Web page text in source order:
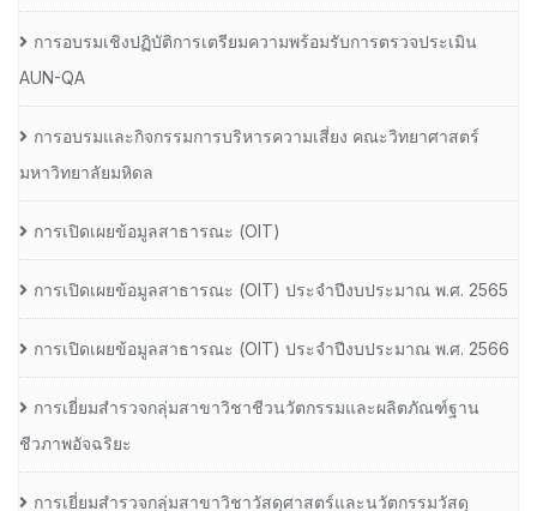
การอบรมเชิงปฏิบัติการเตรียมความพร้อมรับการตรวจประเมิน
AUN-QA
การอบรมและกิจกรรมการบริหารความเสี่ยง คณะวิทยาศาสตร์
มหาวิทยาลัยมหิดล
การเปิดเผยข้อมูลสาธารณะ (OIT)
การเปิดเผยข้อมูลสาธารณะ (OIT) ประจำปีงบประมาณ พ.ศ. 2565
การเปิดเผยข้อมูลสาธารณะ (OIT) ประจำปีงบประมาณ พ.ศ. 2566
การเยี่ยมสำรวจกลุ่มสาขาวิชาชีวนวัตกรรมและผลิตภัณฑ์ฐาน
ชีวภาพอัจฉริยะ
การเยี่ยมสำรวจกลุ่มสาขาวิชาวัสดุศาสตร์และนวัตกรรมวัสดุ